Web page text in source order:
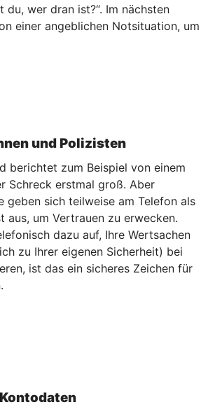
du, wer dran ist?“. Im nächsten
einer angeblichen Notsituation, um
und Polizisten
berichtet zum Beispiel von einem
Schreck erstmal groß. Aber
geben sich teilweise am Telefon als
aus, um Vertrauen zu erwecken.
dazu auf, Ihre Wertsachen
zu Ihrer eigenen Sicherheit) bei
ist das ein sicheres Zeichen für